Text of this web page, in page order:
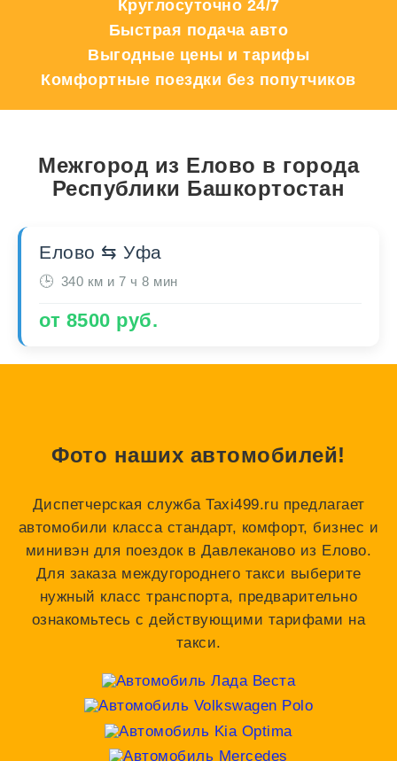
Круглосуточно 24/7
Быстрая подача авто
Выгодные цены и тарифы
Комфортные поездки без попутчиков
Межгород из Елово в города
Республики Башкортостан
Елово ⇆ Уфа
340 км и 7 ч 8 мин
от 8500 руб.
Фото наших автомобилей!
Диспетчерская служба Taxi499.ru предлагает
автомобили класса стандарт, комфорт, бизнес и
минивэн для поездок в Давлеканово из Елово.
Для заказа междугороднего такси выберите
нужный класс транспорта, предварительно
ознакомьтесь с действующими тарифами на
такси.